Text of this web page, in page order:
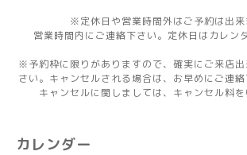
※定休日や営業時間外はご予約は出来
営業時間内にご連絡下さい。定休日はカレン
※予約枠に限りがありますので、確実にご来店
さい。キャンセルされる場合は、お早めにご連
キャンセルに関しましては、キャンセル料を
カレンダー